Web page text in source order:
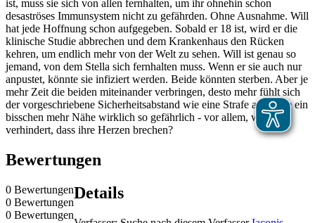
ist, muss sie sich von allen fernhalten, um ihr ohnehin schon
desaströses Immunsystem nicht zu gefährden. Ohne Ausnahme. Will
hat jede Hoffnung schon aufgegeben. Sobald er 18 ist, wird er die
klinische Studie abbrechen und dem Krankenhaus den Rücken
kehren, um endlich mehr von der Welt zu sehen. Will ist genau so
jemand, von dem Stella sich fernhalten muss. Wenn er sie auch nur
anpustet, könnte sie infiziert werden. Beide könnten sterben. Aber je
mehr Zeit die beiden miteinander verbringen, desto mehr fühlt sich
der vorgeschriebene Sicherheitsabstand wie eine Strafe an. Wäre ein
bisschen mehr Nähe wirklich so gefährlich - vor allem, wenn sie
verhindert, dass ihre Herzen brechen?
Bewertungen
0 Bewertungen
0 Bewertungen
0 Bewertungen
Details